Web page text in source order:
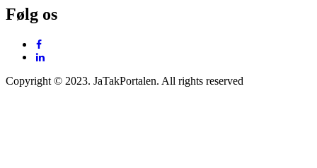
Følg os
Copyright © 2023. JaTakPortalen. All rights reserved